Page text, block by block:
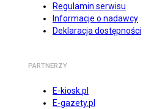
Regulamin serwisu
Informacje o nadawcy
Deklaracja dostępności
PARTNERZY
E-kiosk.pl
E-gazety.pl